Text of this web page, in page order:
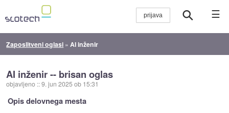
☰
Zaposlitveni oglasi » AI inženir
AI inženir -- brisan oglas
objavljeno ::9. jun 2025 ob 15:31
Opis delovnega mesta